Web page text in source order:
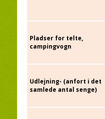
Pladser for telte,
campingvogn
Udlejning- (anfort i det
samlede antal senge)